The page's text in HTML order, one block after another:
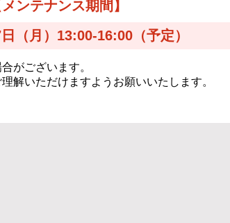
メンテナンス期間】
（月） 13:00-16:00（予定）
がございます。
解いただけますようお願いいたします。